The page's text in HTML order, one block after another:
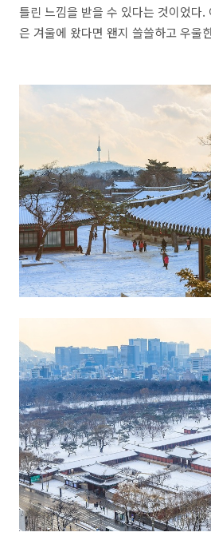
틀린 느낌을 받을 수 있다는 것이었다.
은 겨울에 왔다면 왠지 쓸쓸하고 우울